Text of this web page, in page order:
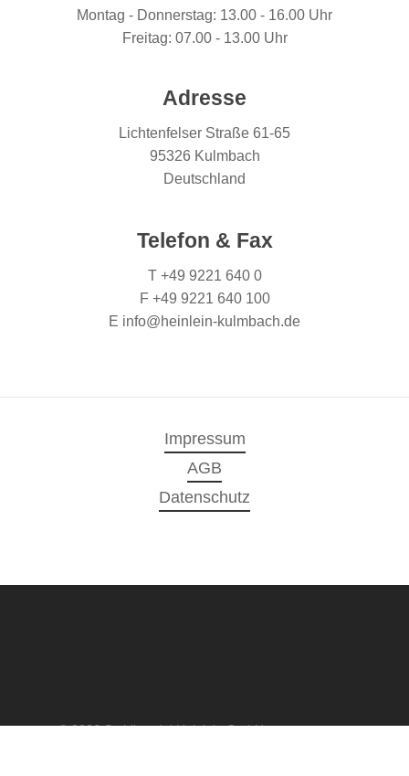
Montag - Donnerstag: 13.00 - 16.00 Uhr
Freitag: 07.00 - 13.00 Uhr
Adresse
Lichtenfelser Straße 61-65
95326 Kulmbach
Deutschland
Telefon & Fax
T +49 9221 640 0
F +49 9221 640 100
E info@heinlein-kulmbach.de
Impressum
AGB
Datenschutz
© 2026 Stahlhandel Heinlein GmbH.